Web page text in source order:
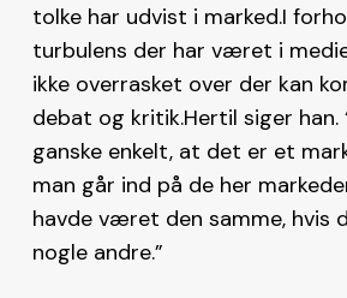
tolke har udvist i marked.I
turbulens der har været i
ikke overrasket over der kan
debat og kritik.Hertil siger han.
ganske enkelt, at det er et
man går ind på de her
havde været den samme, hvis
nogle andre.”